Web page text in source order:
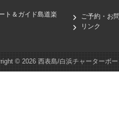
ト＆ガイド島道楽
ご予約・お
リンク
©2026 西表島/白浜チャーターボ